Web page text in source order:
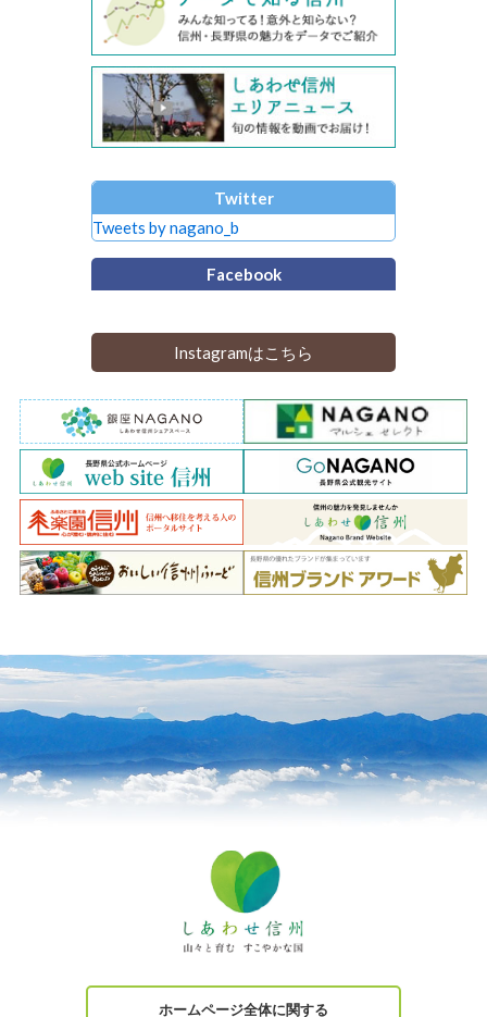
Twitter
Tweets by nagano_b
Facebook
Instagramはこちら
ホームページ全体に関する